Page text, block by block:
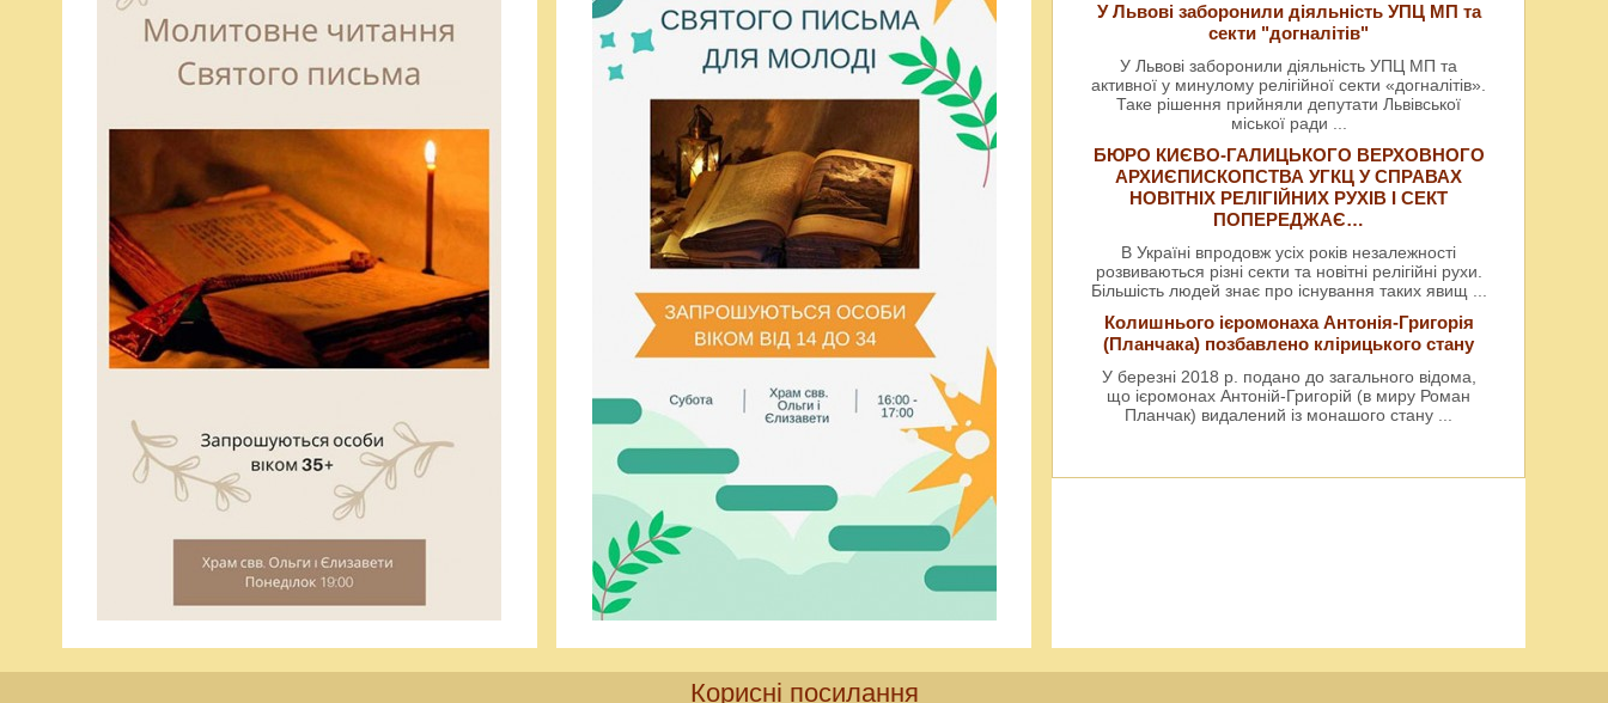
У Львові заборонили діяльність УПЦ МП та
секти "догналітів"
У Львові заборонили діяльність УПЦ МП та
активної у минулому релігійної секти «догналітів».
Таке рішення прийняли депутати Львівської
міської ради
БЮРО КИЄВО-ГАЛИЦЬКОГО ВЕРХОВНОГО
АРХИЄПИСКОПСТВА УГКЦ У СПРАВАХ
НОВІТНІХ РЕЛІГІЙНИХ РУХІВ І СЕКТ
ПОПЕРЕДЖАЄ…
В Україні впродовж усіх років незалежності
розвиваються різні секти та новітні релігійні рухи.
Більшість людей знає про існування таких явищ
Колишнього ієромонаха Антонія-Григорія
(Планчака) позбавлено клірицького стану
У березні 2018 р. подано до загального відома,
що ієромонах Антоній-Григорій (в миру Роман
Планчак) видалений із монашого стану
Корисні посилання